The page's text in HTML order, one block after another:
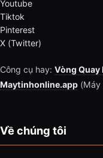
Youtube
Tiktok
Pinterest
X (Twitter)
Công cụ hay: Vòng Quay
Maytinhonline.app (Máy
Về chúng tôi